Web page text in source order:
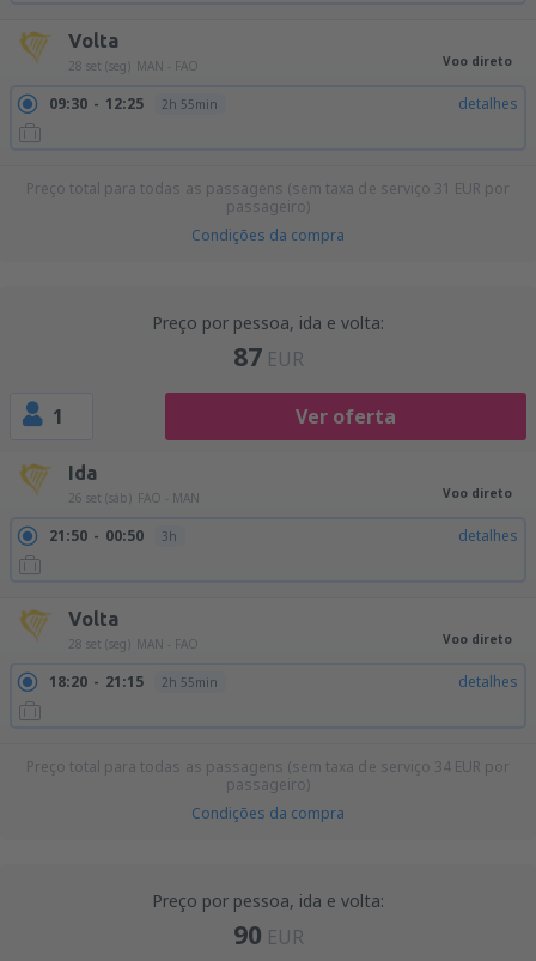
Volta
28 set (seg) MAN - FAO Voo direto
09:30 12:25 2h 55min detalhes
Preço total para todas as passagens (sem taxa de serviço 31 EUR por
passageiro)
Condições da compra
Preço por pessoa, ida e volta:
87 EUR
1 Ver oferta
Ida
26 set (sáb) FAO - MAN Voo direto
21:50 00:50 3h detalhes
Volta
28 set (seg) MAN - FAO Voo direto
18:20 21:15 2h 55min detalhes
Preço total para todas as passagens (sem taxa de serviço 34 EUR por
passageiro)
Condições da compra
Preço por pessoa, ida e volta:
90 EUR